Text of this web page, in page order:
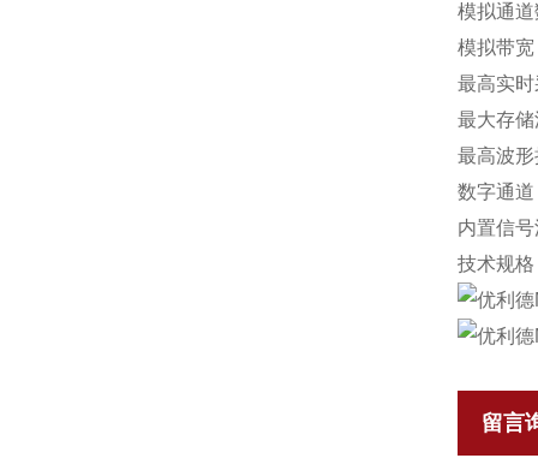
模拟通道
模拟带宽
最高实
最大存
最高波
数字通道
内置信号
技术规格
留言